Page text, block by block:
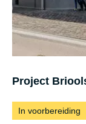
a
e
m
a
s
Project
In voorbereiding